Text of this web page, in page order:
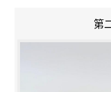
第